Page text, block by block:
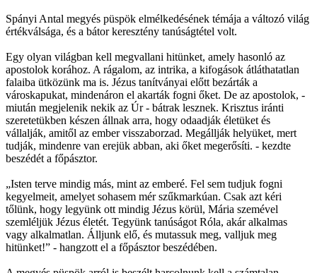
Spányi Antal megyés püspök elmélkedésének témája a változó világ
értékválsága, és a bátor keresztény tanúságtétel volt.
Egy olyan világban kell megvallani hitünket, amely hasonló az
apostolok korához. A rágalom, az intrika, a kifogások átláthatatlan
falaiba ütközünk ma is. Jézus tanítványai előtt bezárták a
városkapukat, mindenáron el akarták fogni őket. De az apostolok, -
miután megjelenik nekik az Úr - bátrak lesznek. Krisztus iránti
szeretetükben készen állnak arra, hogy odaadják életüket és
vállalják, amitől az ember visszaborzad. Megállják helyüket, mert
tudják, mindenre van erejük abban, aki őket megerősíti. - kezdte
beszédét a főpásztor.
„Isten terve mindig más, mint az emberé. Fel sem tudjuk fogni
kegyelmeit, amelyet sohasem mér szűkmarkúan. Csak azt kéri
tőlünk, hogy legyünk ott mindig Jézus körül, Mária szemével
szemléljük Jézus életét. Tegyünk tanúságot Róla, akár alkalmas
vagy alkalmatlan. Álljunk elő, és mutassuk meg, valljuk meg
hitünket!” - hangzott el a főpásztor beszédében.